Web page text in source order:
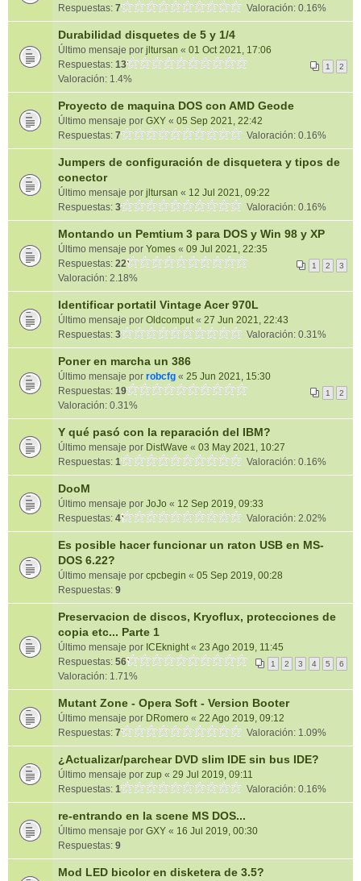
Respuestas: 7 Valoración: 0.16%
Durabilidad disquetes de 5 y 1/4
Último mensaje por jltursan « 01 Oct 2021, 17:06
Respuestas: 13 1 2
Valoración: 1.4%
Proyecto de maquina DOS con AMD Geode
Último mensaje por GXY « 05 Sep 2021, 22:42
Respuestas: 7 Valoración: 0.16%
Jumpers de configuración de disquetera y tipos de
conector
Último mensaje por jltursan « 12 Jul 2021, 09:22
Respuestas: 3 Valoración: 0.16%
Montando un Pemtium 3 para DOS y Win 98 y XP
Último mensaje por Yomes « 09 Jul 2021, 22:35
Respuestas: 22 1 2 3
Valoración: 2.18%
Identificar portatil Vintage Acer 970L
Último mensaje por Oldcomput« 27 Jun 2021, 22:43
Respuestas: 3 Valoración: 0.31%
Poner en marcha un 386
Último mensaje por robcfg « 25 Jun 2021, 15:30
Respuestas: 19 1 2
Valoración: 0.31%
Y qué pasó con la reparación del IBM?
Último mensaje por DistWave « 03 May 2021, 10:27
Respuestas: 1 Valoración: 0.16%
DooM
Último mensaje por JoJo « 12 Sep 2019, 09:33
Respuestas: 4 Valoración: 2.02%
Es posible hacer funcionar un raton USB en MS-
DOS 6.22?
Último mensaje por cpcbegin « 05 Sep 2019, 00:28
Respuestas: 9
Preservacion de discos, Kryoflux, protecciones de
copia etc... Parte 1
Último mensaje por ICEknight« 23 Ago 2019, 11:45
Respuestas: 56 1 2 3 4 5 6
Valoración: 1.71%
Mutant Zone - Opera Soft - Version Booter
Último mensaje por DRomero « 22 Ago 2019, 09:12
Respuestas: 7 Valoración: 1.09%
¿Actualizar/parchear DVD slim IDE sin bus IDE?
Último mensaje por zup « 29 Jul 2019, 09:11
Respuestas: 1 Valoración: 0.16%
re-entrando en la scene MS DOS...
Último mensaje por GXY « 16 Jul 2019, 00:30
Respuestas: 9
Mod LED bicolor en disketera de 3.5?